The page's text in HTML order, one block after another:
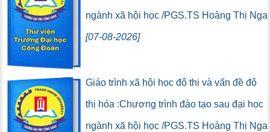
ngành xã hội học /PGS.TS Hoàng Thị Nga
[07-08-2026]
(5) (Lượt lưu thông:0) (0) (Lượt truy cập:0)
Giáo trình xã hội học đô thị và vấn đề đô
thị hóa :Chương trình đào tạo sau đại học
ngành xã hội học /PGS.TS Hoàng Thị Nga